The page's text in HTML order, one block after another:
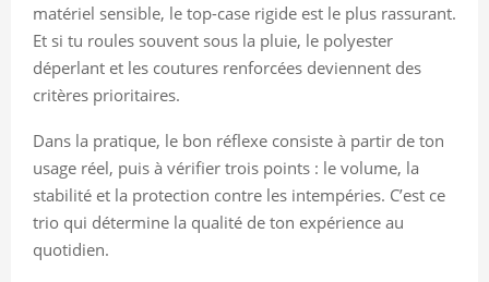
matériel sensible, le top-case rigide est le plus rassurant.
Et si tu roules souvent sous la pluie, le polyester
déperlant et les coutures renforcées deviennent des
critères prioritaires.
Dans la pratique, le bon réflexe consiste à partir de ton
usage réel, puis à vérifier trois points : le volume, la
stabilité et la protection contre les intempéries. C’est ce
trio qui détermine la qualité de ton expérience au
quotidien.